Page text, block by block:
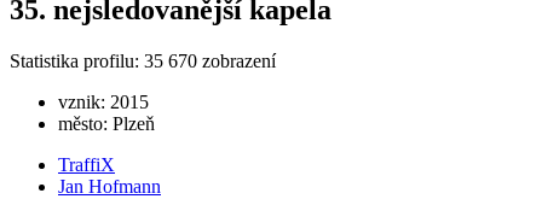
35. nejsledovanější kapela
Statistika profilu: 35 670 zobrazení
vznik: 2015
město: Plzeň
TraffiX
Jan Hofmann